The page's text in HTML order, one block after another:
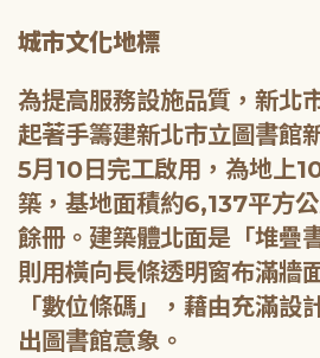
城市文化地標
為提高服務設施品質，新北
起著手籌建新北市立圖書館
5月10日完工啟用，為地上
築，基地面積約6,137平方
餘冊。建築體北面是「堆疊
則用橫向長條透明窗布滿牆
「數位條碼」，藉由充滿設
出圖書館意象。